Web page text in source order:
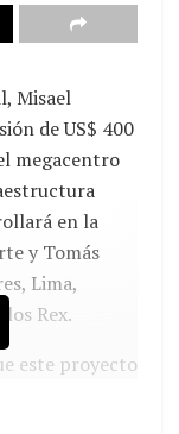
Misael
de US$ 400
megacentro
en la
y Tomás
Lima,
Rex.
este proyecto